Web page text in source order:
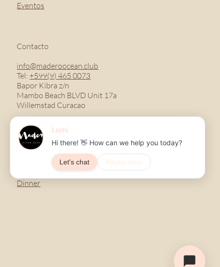
Eventos
Contacto
info@maderoocean.club
Tel: +599(9) 465 0073
Bapor Kibra z/n
Mambo Beach BLVD Unit 17a
Willemstad Curacao
Menu
Dinner